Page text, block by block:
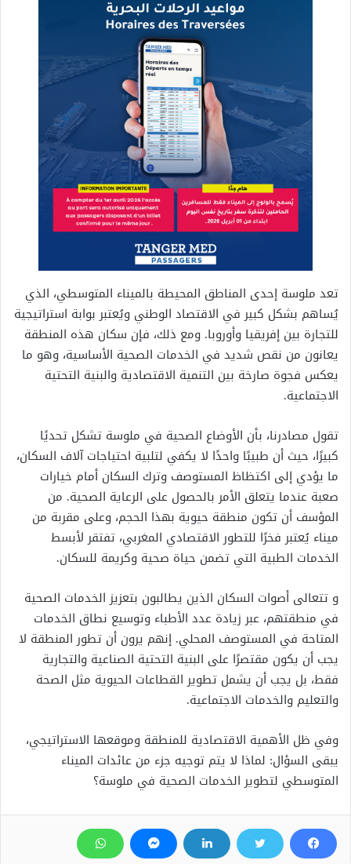
تعد ملوسة إحدى المناطق المحيطة بالميناء المتوسطي، الذي
يُساهم بشكل كبير في الاقتصاد الوطني ويُعتبر بوابة استراتيجية
للتجارة بين إفريقيا وأوروبا. ومع ذلك، فإن سكان هذه المنطقة
يعانون من نقص شديد في الخدمات الصحية الأساسية، وهو ما
يعكس فجوة صارخة بين التنمية الاقتصادية والبنية التحتية
الاجتماعية.
تقول مصادرنا، بأن الأوضاع الصحية في ملوسة تشكل تحديًا
كبيرًا، حيث أن طبيبًا واحدًا لا يكفي لتلبية احتياجات آلاف السكان،
ما يؤدي إلى اكتظاظ المستوصف وترك السكان أمام خيارات
صعبة عندما يتعلق الأمر بالحصول على الرعاية الصحية. من
المؤسف أن تكون منطقة حيوية بهذا الحجم، وعلى مقربة من
ميناء يُعتبر فخرًا للتطور الاقتصادي المغربي، تفتقر لأبسط
الخدمات الطبية التي تضمن حياة صحية وكريمة للسكان.
و تتعالى أصوات السكان الذين يطالبون بتعزيز الخدمات الصحية
في منطقتهم، عبر زيادة عدد الأطباء وتوسيع نطاق الخدمات
المتاحة في المستوصف المحلي. إنهم يرون أن تطور المنطقة لا
يجب أن يكون مقتصرًا على البنية التحتية الصناعية والتجارية
فقط، بل يجب أن يشمل تطوير القطاعات الحيوية مثل الصحة
والتعليم والخدمات الاجتماعية.
وفي ظل الأهمية الاقتصادية للمنطقة وموقعها الاستراتيجي،
يبقى السؤال: لماذا لا يتم توجيه جزء من عائدات الميناء
المتوسطي لتطوير الخدمات الصحية في ملوسة؟